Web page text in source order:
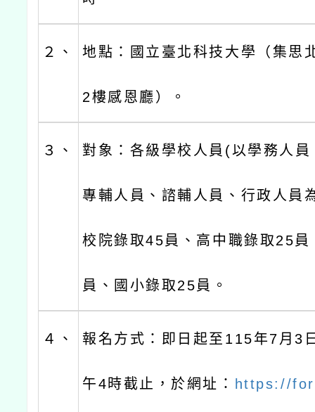
２、 地點：國立臺北科技大學（集思
2樓感恩廳）。
３、 對象：各級學校人員(以學務人
專輔人員、諮輔人員、行政人員
校院錄取45員、高中職錄取25
員、國小錄取25員。
４、 報名方式：即日起至115年7月3
午4時截止，於網址： https://